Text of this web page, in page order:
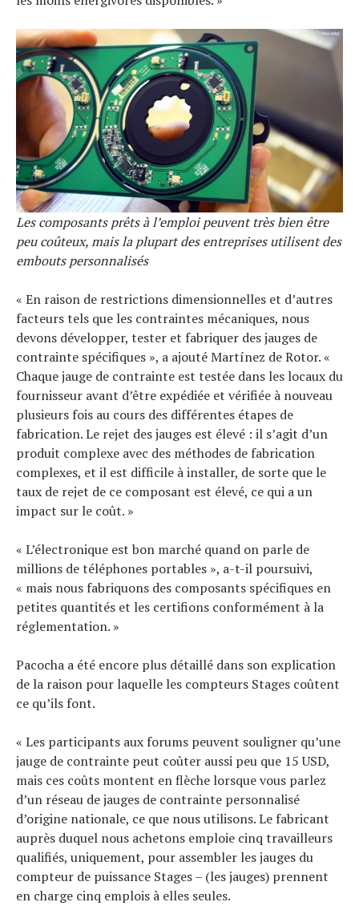
Les composants prêts à l’emploi peuvent très bien être
peu coûteux, mais la plupart des entreprises utilisent des
embouts personnalisés
« En raison de restrictions dimensionnelles et d’autres
facteurs tels que les contraintes mécaniques, nous
devons développer, tester et fabriquer des jauges de
contrainte spécifiques », a ajouté Martínez de Rotor. «
Chaque jauge de contrainte est testée dans les locaux du
fournisseur avant d’être expédiée et vérifiée à nouveau
plusieurs fois au cours des différentes étapes de
fabrication. Le rejet des jauges est élevé : il s’agit d’un
produit complexe avec des méthodes de fabrication
complexes, et il est difficile à installer, de sorte que le
taux de rejet de ce composant est élevé, ce qui a un
impact sur le coût. »
« L’électronique est bon marché quand on parle de
millions de téléphones portables », a-t-il poursuivi,
« mais nous fabriquons des composants spécifiques en
petites quantités et les certifions conformément à la
réglementation. »
Pacocha a été encore plus détaillé dans son explication
de la raison pour laquelle les compteurs Stages coûtent
ce qu’ils font.
« Les participants aux forums peuvent souligner qu’une
jauge de contrainte peut coûter aussi peu que 15 USD,
mais ces coûts montent en flèche lorsque vous parlez
d’un réseau de jauges de contrainte personnalisé
d’origine nationale, ce que nous utilisons. Le fabricant
auprès duquel nous achetons emploie cinq travailleurs
qualifiés, uniquement, pour assembler les jauges du
compteur de puissance Stages – (les jauges) prennent
en charge cinq emplois à elles seules.